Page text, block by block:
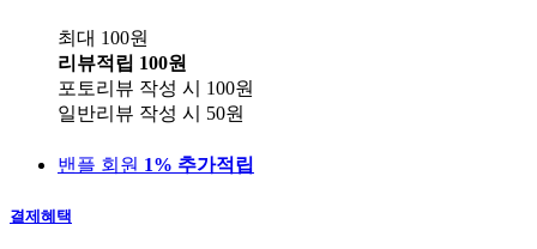
최대 100원
리뷰적립 100원
포토리뷰 작성 시
100원
일반리뷰 작성 시
50원
밴플 회원 1% 추가적립
결제혜택